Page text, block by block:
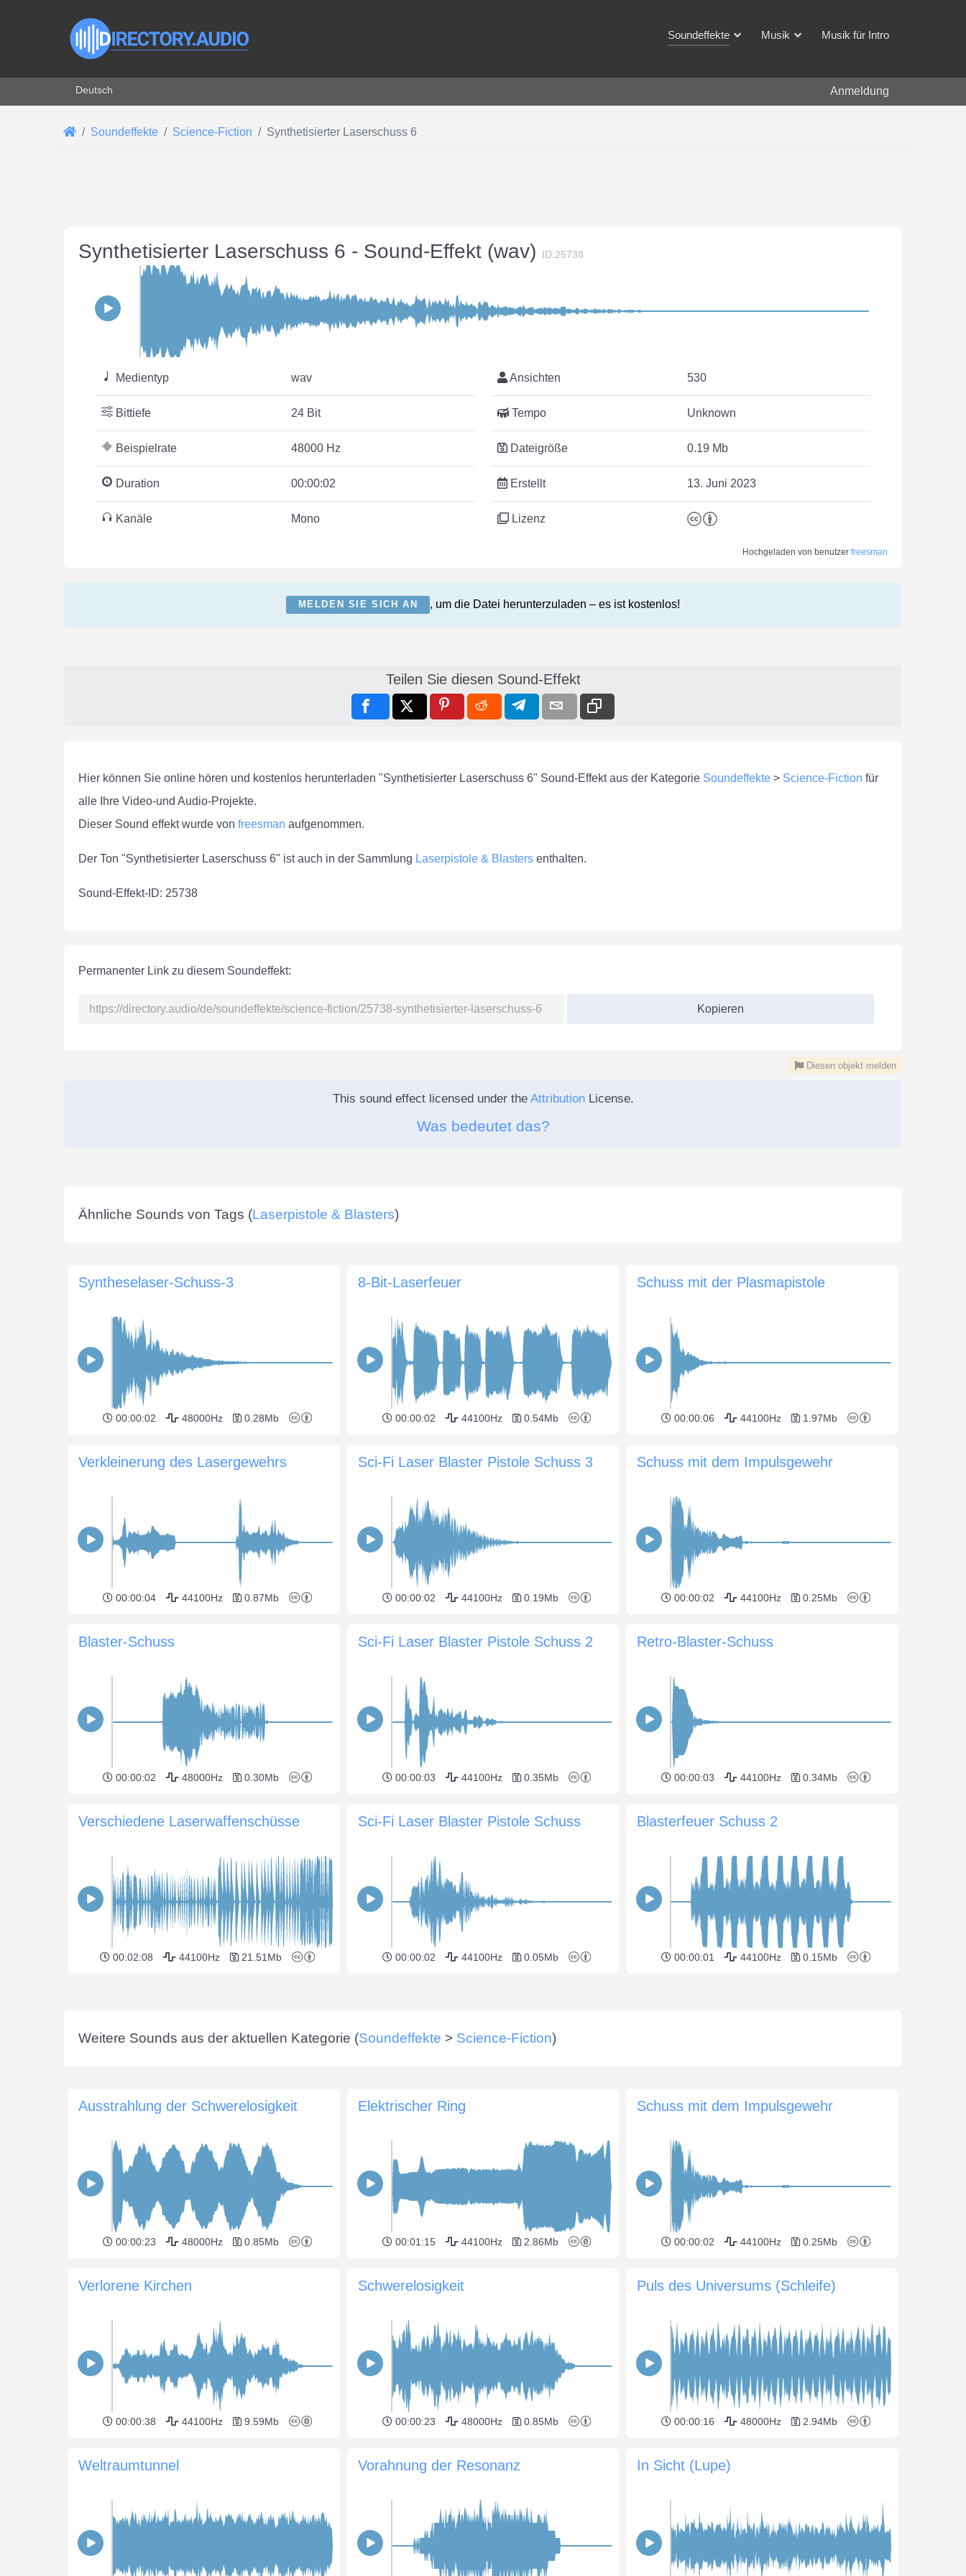
Soundeffekte Musik Musik für Intro
Sprache auswählen
Deutsch Anmeldung
Soundeffekte Science-Fiction Synthetisierter Laserschuss 6
Synthetisierter Laserschuss 6 - Sound-Effekt (wav) ID:25738
Medientyp wav
Bittiefe 24 Bit
Beispielrate 48000 Hz
Duration 00:00:02
Kanäle Mono
Ansichten 530
Tempo Unknown
Dateigröße 0.19 Mb
Erstellt 13. Juni 2023
Lizenz
Hochgeladen von benutzer freesman
MELDEN SIE SICH AN , um die Datei herunterzuladen – es ist kostenlos!
Teilen Sie diesen Sound-Effekt
Hier können Sie online hören und kostenlos herunterladen "Synthetisierter Laserschuss 6" Sound-Effekt aus der Kategorie Soundeffekte > Science-Fiction für
alle Ihre Video-und Audio-Projekte.
Dieser Sound effekt wurde von freesman aufgenommen.
Der Ton "Synthetisierter Laserschuss 6" ist auch in der Sammlung Laserpistole & Blasters enthalten.
Sound-Effekt-ID: 25738
Permanenter Link zu diesem Soundeffekt:
Kopieren
Diesen objekt melden
This sound effect licensed under the AttributionLicense.
Was bedeutet das?
Ähnliche Sounds von Tags (Laserpistole & Blasters)
Syntheselaser-Schuss-3
00:00:02 48000Hz 0.28Mb
8-Bit-Laserfeuer
00:00:02 44100Hz 0.54Mb
Schuss mit der Plasmapistole
00:00:06 44100Hz 1.97Mb
Verkleinerung des Lasergewehrs
00:00:04 44100Hz 0.87Mb
Sci-Fi Laser Blaster Pistole Schuss 3
00:00:02 44100Hz 0.19Mb
Schuss mit dem Impulsgewehr
00:00:02 44100Hz 0.25Mb
Blaster-Schuss
00:00:02 48000Hz 0.30Mb
Sci-Fi Laser Blaster Pistole Schuss 2
00:00:03 44100Hz 0.35Mb
Retro-Blaster-Schuss
00:00:03 44100Hz 0.34Mb
Verschiedene Laserwaffenschüsse
00:02:08 44100Hz 21.51Mb
Sci-Fi Laser Blaster Pistole Schuss
00:00:02 44100Hz 0.05Mb
Blasterfeuer Schuss 2
00:00:01 44100Hz 0.15Mb
Weitere Sounds aus der aktuellen Kategorie (Soundeffekte > Science-Fiction)
Ausstrahlung der Schwerelosigkeit
00:00:23 48000Hz 0.85Mb
Elektrischer Ring
00:01:15 44100Hz 2.86Mb
Schuss mit dem Impulsgewehr
00:00:02 44100Hz 0.25Mb
Verlorene Kirchen
00:00:38 44100Hz 9.59Mb
Schwerelosigkeit
00:00:23 48000Hz 0.85Mb
Puls des Universums (Schleife)
00:00:16 48000Hz 2.94Mb
Weltraumtunnel Vorahnung der Resonanz In Sicht (Lupe)